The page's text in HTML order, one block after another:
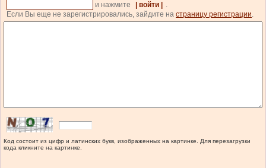
и нажмите
| войти |
.
Если Вы еще не зарегистрировались, зайдите на страницу регистрации.
Код состоит из цифр и латинских букв, изображенных на картинке. Для перезагрузки
кода кликните на картинке.